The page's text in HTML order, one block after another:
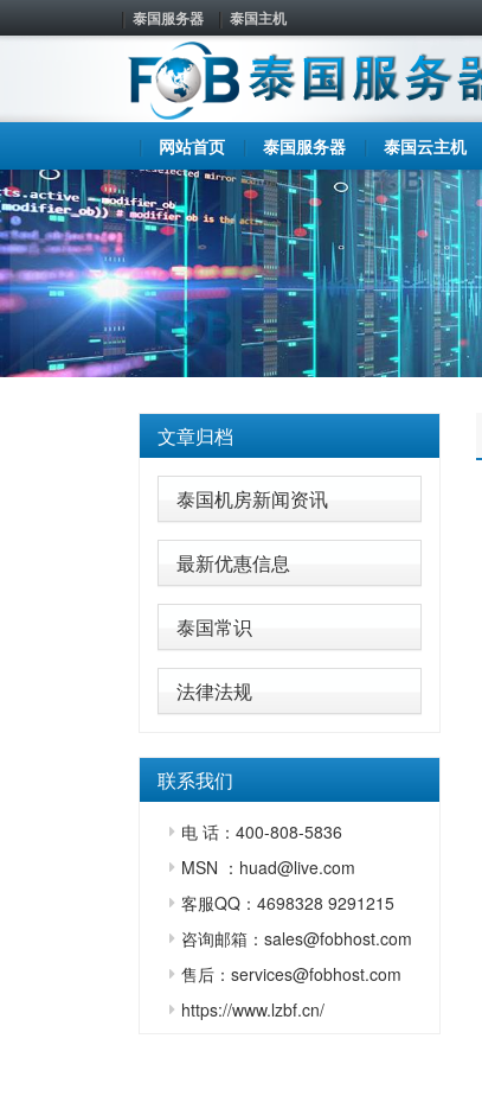
泰国服务器 泰国主机
网站首页 泰国服务器 泰国云主机
文章归档
泰国机房新闻资讯
最新优惠信息
泰国常识
法律法规
联系我们
电 话：400-808-5836
MSN ：huad@live.com
客服QQ：4698328 9291215
咨询邮箱：sales@fobhost.com
售后：services@fobhost.com
https://www.lzbf.cn/